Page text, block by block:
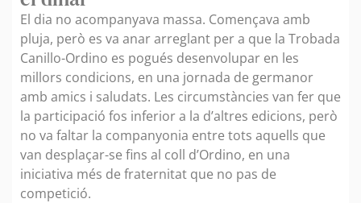
El dia no acompanyava massa. Començava amb
pluja, però es va anar arreglant per a que la Trobada
Canillo-Ordino es pogués desenvolupar en les
millors condicions, en una jornada de germanor
amb amics i saludats. Les circumstàncies van fer que
la participació fos inferior a la d’altres edicions, però
no va faltar la companyonia entre tots aquells que
van desplaçar-se fins al coll d’Ordino, en una
iniciativa més de fraternitat que no pas de
competició.